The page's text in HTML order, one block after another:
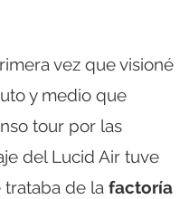
vez que visioné
y medio que
tour por las
del Lucid Air tuve
trataba de la factoría